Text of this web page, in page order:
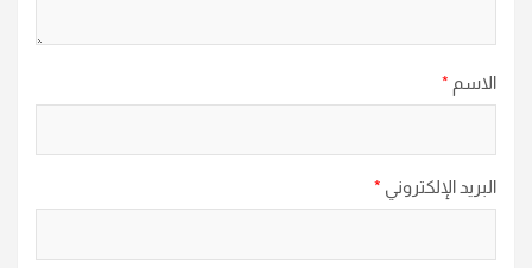
الاسم *
البريد الإلكتروني *